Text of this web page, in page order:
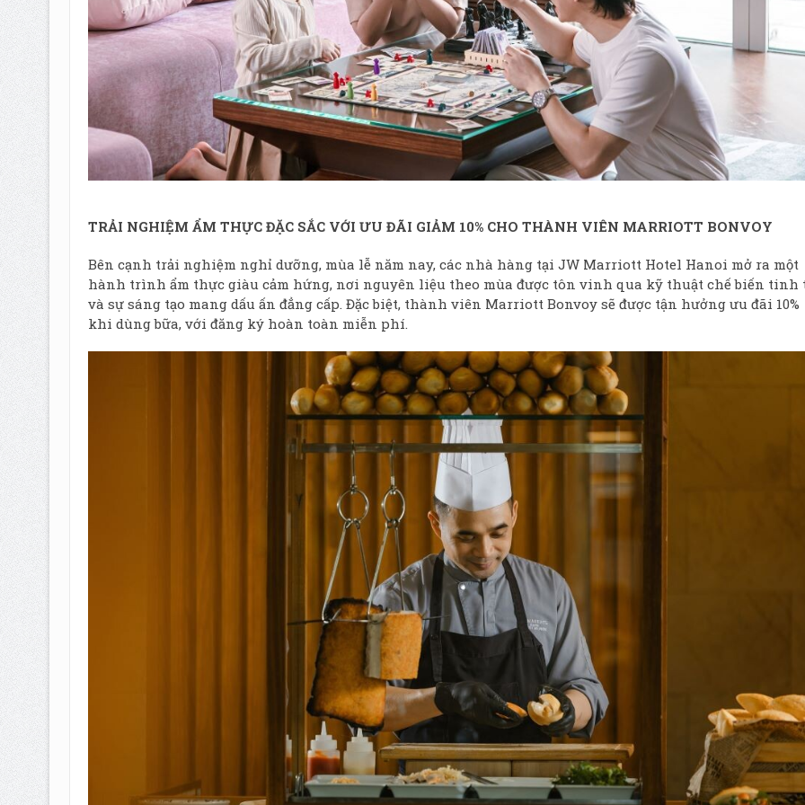
TRẢI NGHIỆM ẨM THỰC ĐẶC SẮC VỚI ƯU ĐÃI GIẢM 10% CHO THÀNH VIÊN MARRIOTT BONVOY
Bên cạnh trải nghiệm nghỉ dưỡng, mùa lễ năm nay, các nhà hàng tại JW Marriott Hotel Hanoi mở ra một
hành trình ẩm thực giàu cảm hứng, nơi nguyên liệu theo mùa được tôn vinh qua kỹ thuật chế biến tinh
và sự sáng tạo mang dấu ấn đẳng cấp. Đặc biệt, thành viên Marriott Bonvoy sẽ được tận hưởng ưu đãi 10%
khi dùng bữa, với đăng ký hoàn toàn miễn phí.